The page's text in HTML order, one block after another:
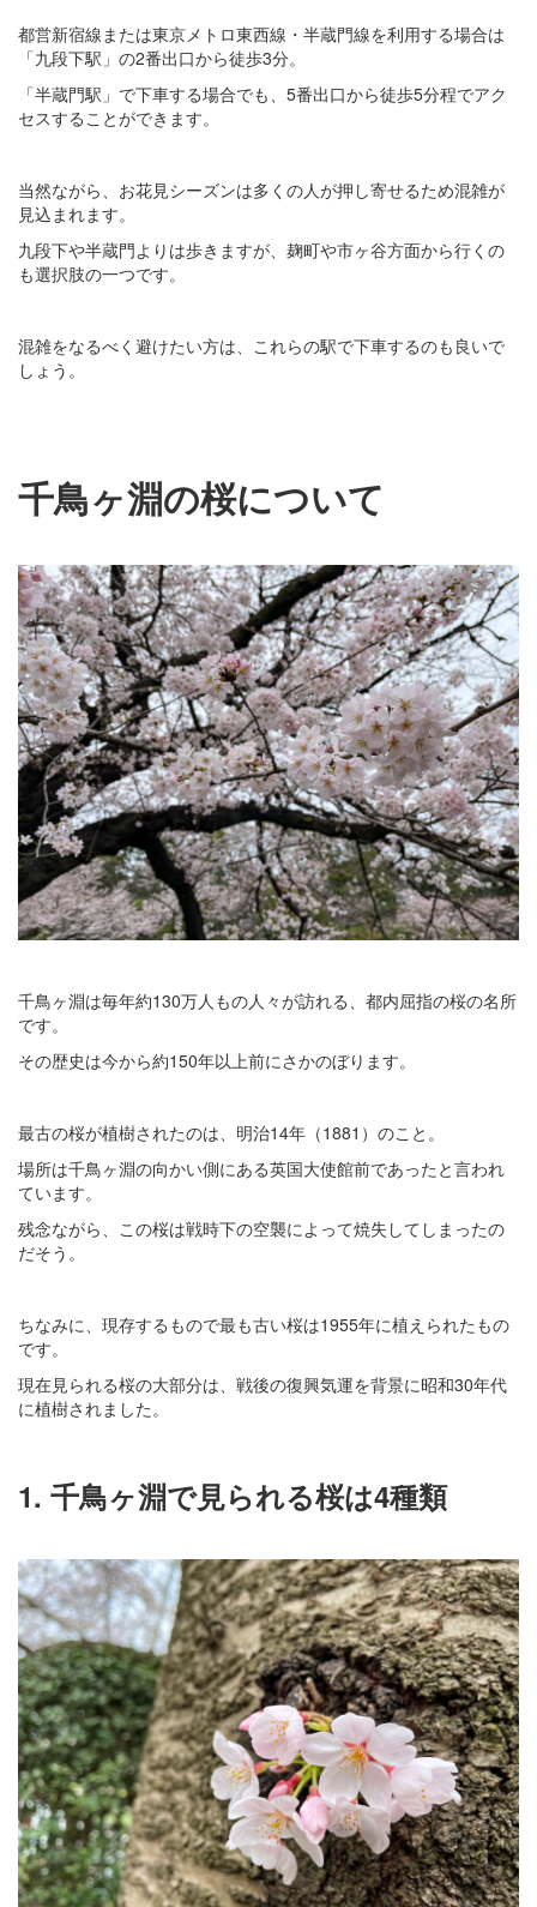
都営新宿線または東京メトロ東西線・半蔵門線を利用する場合は
「九段下駅」の2番出口から徒歩3分。
「半蔵門駅」で下車する場合でも、5番出口から徒歩5分程でアク
セスすることができます。
当然ながら、お花見シーズンは多くの人が押し寄せるため混雑が
見込まれます。
九段下や半蔵門よりは歩きますが、麹町や市ヶ谷方面から行くの
も選択肢の一つです。
混雑をなるべく避けたい方は、これらの駅で下車するのも良いで
しょう。
千鳥ヶ淵の桜について
千鳥ヶ淵は毎年約130万人もの人々が訪れる、都内屈指の桜の名所
です。
その歴史は今から約150年以上前にさかのぼります。
最古の桜が植樹されたのは、明治14年（1881）のこと。
場所は千鳥ヶ淵の向かい側にある英国大使館前であったと言われ
ています。
残念ながら、この桜は戦時下の空襲によって焼失してしまったの
だそう。
ちなみに、現存するもので最も古い桜は1955年に植えられたもの
です。
現在見られる桜の大部分は、戦後の復興気運を背景に昭和30年代
に植樹されました。
1. 千鳥ヶ淵で見られる桜は4種類